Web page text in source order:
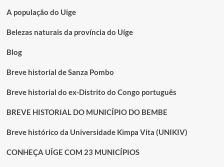
A população do Uige
Belezas naturais da província do Uíge
Blog
Breve historial de Sanza Pombo
Breve historial do ex-Distrito do Congo português
BREVE HISTORIAL DO MUNICÍPIO DO BEMBE
Breve histórico da Universidade Kimpa Vita (UNIKIV)
CONHEÇA UÍGE COM 23 MUNICÍPIOS